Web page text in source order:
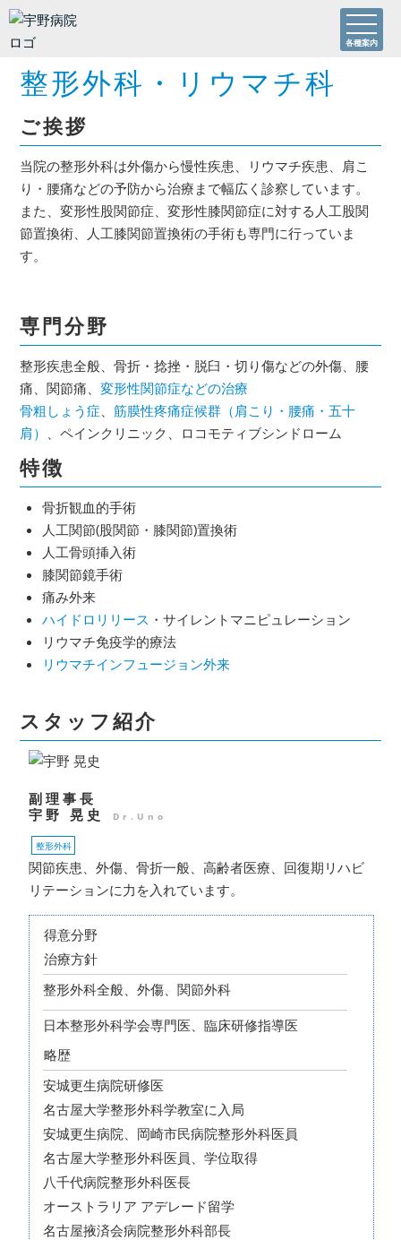
各種案内
整形外科・リウマチ科
ご挨拶
当院の整形外科は外傷から慢性疾患、リウマチ疾患、肩こ
り・腰痛などの予防から治療まで幅広く診察しています。
また、変形性股関節症、変形性膝関節症に対する人工股関
節置換術、人工膝関節置換術の手術も専門に行っていま
す。
専門分野
整形疾患全般、骨折・捻挫・脱臼・切り傷などの外傷、腰
痛、関節痛、変形性関節症などの治療
骨粗しょう症、筋膜性疼痛症候群（肩こり・腰痛・五十
肩） 、ペインクリニック、ロコモティブシンドローム
特徴
骨折観血的手術
人工関節(股関節・膝関節)置換術
人工骨頭挿入術
膝関節鏡手術
痛み外来
ハイドロリリース ・サイレントマニピュレーション
リウマチ免疫学的療法
リウマチインフュージョン外来
スタッフ紹介
副理事長
宇野 晃史
Dr.Uno
整形外科
関節疾患、外傷、骨折一般、高齢者医療、回復期リハビ
リテーションに力を入れています。
得意分野
治療方針
整形外科全般、外傷、関節外科
日本整形外科学会専門医、臨床研修指導医
略歴
安城更生病院研修医
名古屋大学整形外科学教室に入局
安城更生病院、岡崎市民病院整形外科医員
名古屋大学整形外科医員、学位取得
八千代病院整形外科医長
オーストラリア アデレード留学
名古屋掖済会病院整形外科部長